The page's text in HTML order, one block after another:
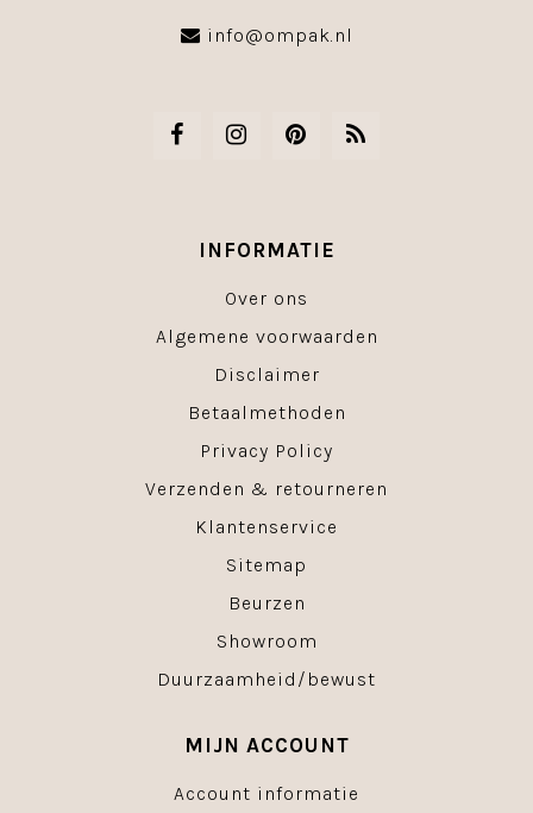
info@ompak.nl
INFORMATIE
Over ons
Algemene voorwaarden
Disclaimer
Betaalmethoden
Privacy Policy
Verzenden & retourneren
Klantenservice
Sitemap
Beurzen
Showroom
Duurzaamheid/bewust
MIJN ACCOUNT
Account informatie